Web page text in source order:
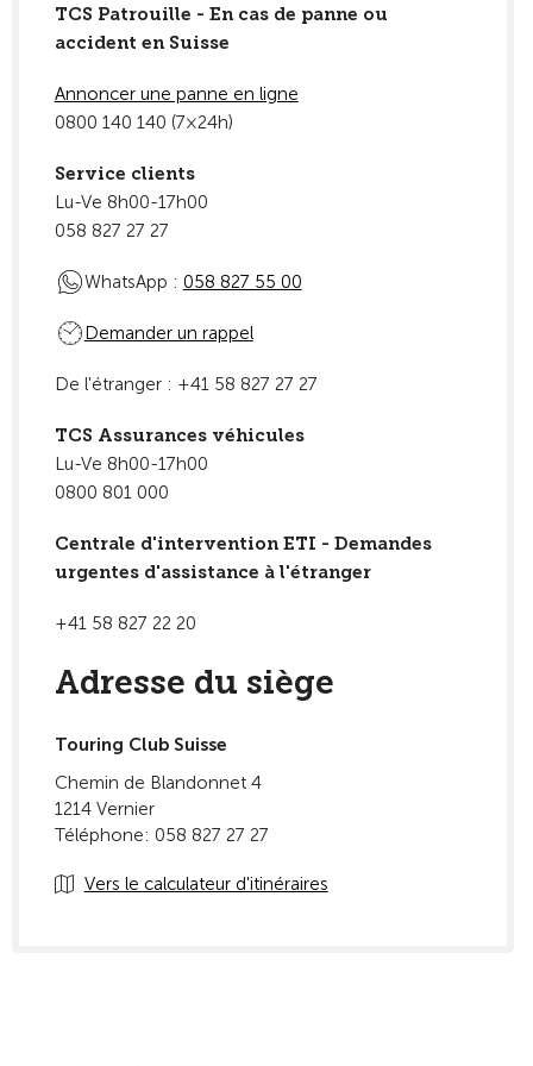
TCS Patrouille - En cas de panne ou
accident en Suisse
Annoncer une panne en ligne
0800 140 140 (7×24h)
Service clients
Lu-Ve 8h00-17h00
058 827 27 27
WhatsApp : 058 827 55 00
Demander un rappel
De l'étranger : +41 58 827 27 27
TCS Assurances véhicules
Lu-Ve 8h00-17h00
0800 801 000
Centrale d'intervention ETI - Demandes
urgentes d'assistance à l'étranger
+41 58 827 22 20
Adresse du siège
Touring Club Suisse
Chemin de Blandonnet 4
1214 Vernier
Téléphone: 058 827 27 27
Vers le calculateur d'itinéraires